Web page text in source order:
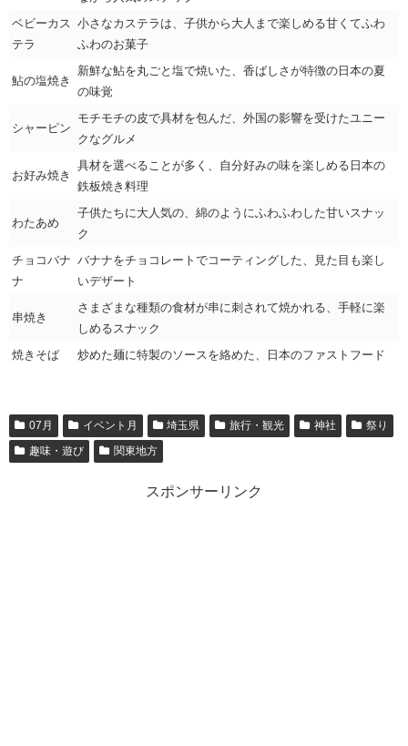
ベビーカス
テラ
小さなカステラは、子供から大人まで楽しめる甘くてふわ
ふわのお菓子
鮎の塩焼き
新鮮な鮎を丸ごと塩で焼いた、香ばしさが特徴の日本の夏
の味覚
シャーピン
モチモチの皮で具材を包んだ、外国の影響を受けたユニー
クなグルメ
お好み焼き
具材を選べることが多く、自分好みの味を楽しめる日本の
鉄板焼き料理
わたあめ
子供たちに大人気の、綿のようにふわふわした甘いスナッ
ク
チョコバナ
ナ
バナナをチョコレートでコーティングした、見た目も楽し
いデザート
串焼き
さまざまな種類の食材が串に刺されて焼かれる、手軽に楽
しめるスナック
焼きそば
炒めた麺に特製のソースを絡めた、日本のファストフード
07月 イベント月 埼玉県 旅行・観光 神社
祭り
趣味・遊び
関東地方
スポンサーリンク